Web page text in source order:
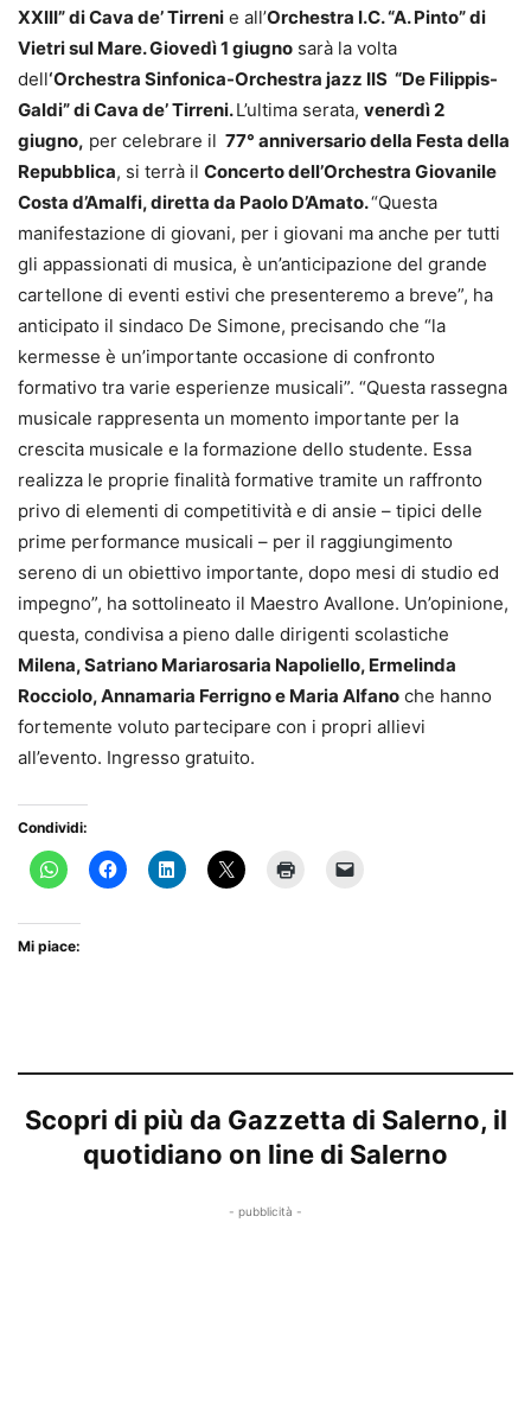
XXIII” di Cava de’ Tirreni e all’Orchestra I.C. “A. Pinto” di
Vietri sul Mare. Giovedì 1 giugno sarà la volta
dell‘Orchestra Sinfonica-Orchestra jazz IIS “De Filippis-
Galdi” di Cava de’ Tirreni.L’ultima serata, venerdì 2
giugno, per celebrare il 77° anniversario della Festa della
Repubblica, si terrà il Concerto dell’Orchestra Giovanile
Costa d’Amalfi, diretta da Paolo D’Amato.“Questa
manifestazione di giovani, per i giovani ma anche per tutti
gli appassionati di musica, è un’anticipazione del grande
cartellone di eventi estivi che presenteremo a breve”, ha
anticipato il sindaco De Simone, precisando che “la
kermesse è un’importante occasione di confronto
formativo tra varie esperienze musicali”. “Questa rassegna
musicale rappresenta un momento importante per la
crescita musicale e la formazione dello studente. Essa
realizza le proprie finalità formative tramite un raffronto
privo di elementi di competitività e di ansie – tipici delle
prime performance musicali – per il raggiungimento
sereno di un obiettivo importante, dopo mesi di studio ed
impegno”, ha sottolineato il Maestro Avallone. Un’opinione,
questa, condivisa a pieno dalle dirigenti scolastiche
Milena, Satriano Mariarosaria Napoliello, Ermelinda
Rocciolo, Annamaria Ferrigno e Maria Alfano che hanno
fortemente voluto partecipare con i propri allievi
all’evento. Ingresso gratuito.
Condividi:
Mi piace:
Scopri di più da Gazzetta di Salerno, il
quotidiano on line di Salerno
- pubblicità -